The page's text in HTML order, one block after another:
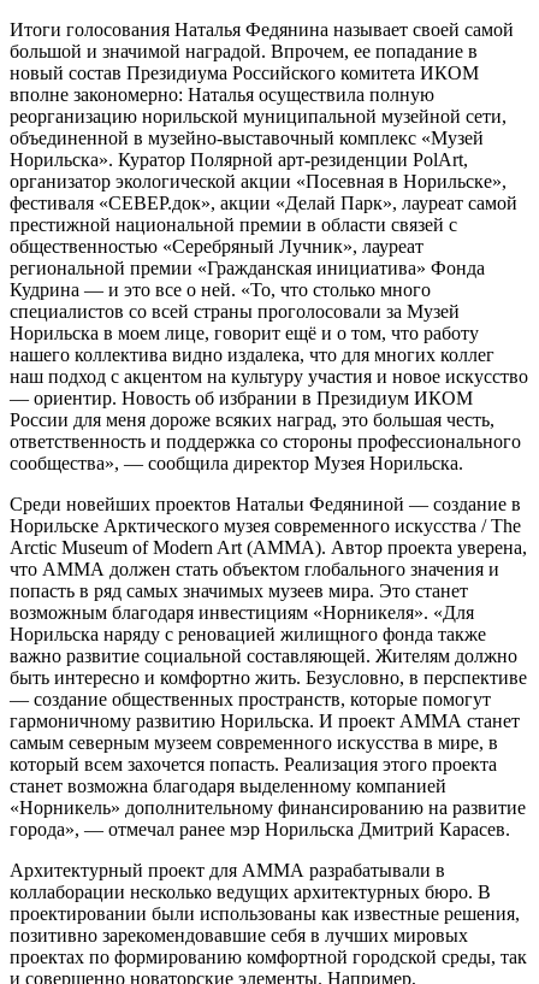
Итоги голосования Наталья Федянина называет своей самой
большой и значимой наградой. Впрочем, ее попадание в
новый состав Президиума Российского комитета ИКОМ
вполне закономерно: Наталья осуществила полную
реорганизацию норильской муниципальной музейной сети,
объединенной в музейно-выставочный комплекс «Музей
Норильска». Куратор Полярной арт-резиденции PolArt,
организатор экологической акции «Посевная в Норильске»,
фестиваля «СЕВЕР.док», акции «Делай Парк», лауреат самой
престижной национальной премии в области связей с
общественностью «Серебряный Лучник», лауреат
региональной премии «Гражданская инициатива» Фонда
Кудрина — и это все о ней. «То, что столько много
специалистов со всей страны проголосовали за Музей
Норильска в моем лице, говорит ещё и о том, что работу
нашего коллектива видно издалека, что для многих коллег
наш подход с акцентом на культуру участия и новое искусство
— ориентир. Новость об избрании в Президиум ИКОМ
России для меня дороже всяких наград, это большая честь,
ответственность и поддержка со стороны профессионального
сообщества», — сообщила директор Музея Норильска.
Среди новейших проектов Натальи Федяниной — создание в
Норильске Арктического музея современного искусства / The
Arctic Museum of Modern Art (AMMA). Автор проекта уверена,
что АММА должен стать объектом глобального значения и
попасть в ряд самых значимых музеев мира. Это станет
возможным благодаря инвестициям «Норникеля». «Для
Норильска наряду с реновацией жилищного фонда также
важно развитие социальной составляющей. Жителям должно
быть интересно и комфортно жить. Безусловно, в перспективе
— создание общественных пространств, которые помогут
гармоничному развитию Норильска. И проект АММА станет
самым северным музеем современного искусства в мире, в
который всем захочется попасть. Реализация этого проекта
станет возможна благодаря выделенному компанией
«Норникель» дополнительному финансированию на развитие
города», — отмечал ранее мэр Норильска Дмитрий Карасев.
Архитектурный проект для АММА разрабатывали в
коллаборации несколько ведущих архитектурных бюро. В
проектировании были использованы как известные решения,
позитивно зарекомендовавшие себя в лучших мировых
проектах по формированию комфортной городской среды, так
и совершенно новаторские элементы. Например,